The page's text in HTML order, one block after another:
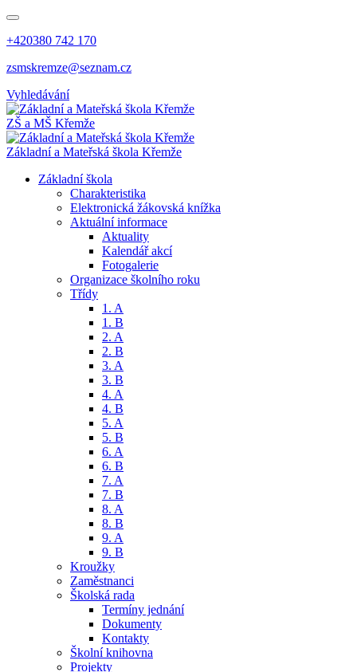
+420380 742 170
zsmskremze@seznam.cz
Vyhledávání
ZŠ a MŠ Křemže
Základní a Mateřská škola Křemže
Základní škola
Charakteristika
Elektronická žákovská knížka
Aktuální informace
Aktuality
Kalendář akcí
Fotogalerie
Organizace školního roku
Třídy
1. A
1. B
2. A
2. B
3. A
3. B
4. A
4. B
5. A
5. B
6. A
6. B
7. A
7. B
8. A
8. B
9. A
9. B
Kroužky
Zaměstnanci
Školská rada
Termíny jednání
Dokumenty
Kontakty
Školní knihovna
Projekty